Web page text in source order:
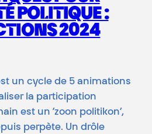
POLITIQUE :
2024
un cycle de 5 animations
la participation
est un ‘zoon politikon’,
perpète. Un drôle